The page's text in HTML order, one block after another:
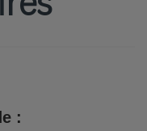
: